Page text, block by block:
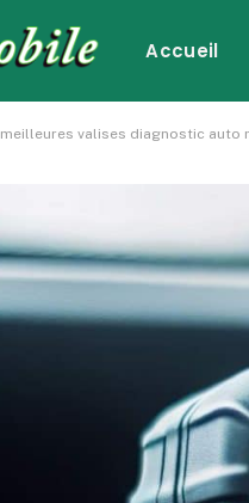
Accueil
valises diagnostic auto